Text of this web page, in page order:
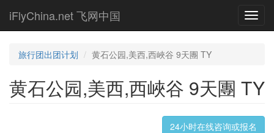
main
iFlyChina.net 飞网中国
旅行团出团计划 黄石公园,美西,西峽谷 9天團 TY
黄石公园,美西,西峽谷 9天團 TY
24小时在线咨询或报名